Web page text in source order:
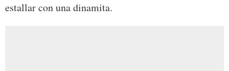
estallar con una dinamita.